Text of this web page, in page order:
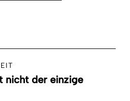
nicht der einzige